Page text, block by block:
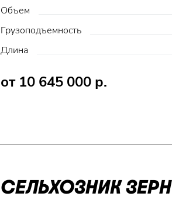
Объем
Грузоподъемность
Длина
от 10 645 000 р.
СЕЛЬХОЗНИК